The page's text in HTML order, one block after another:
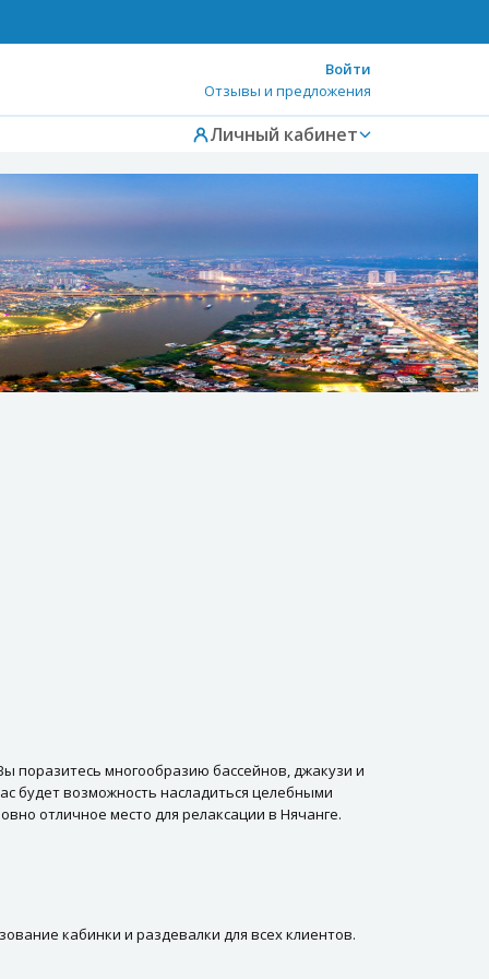
Войти
Отзывы и предложения
Личный кабинет
поразитесь многообразию бассейнов, джакузи и
будет возможность насладиться целебными
отличное место для релаксации в Нячанге.
кабинки и раздевалки для всех клиентов.